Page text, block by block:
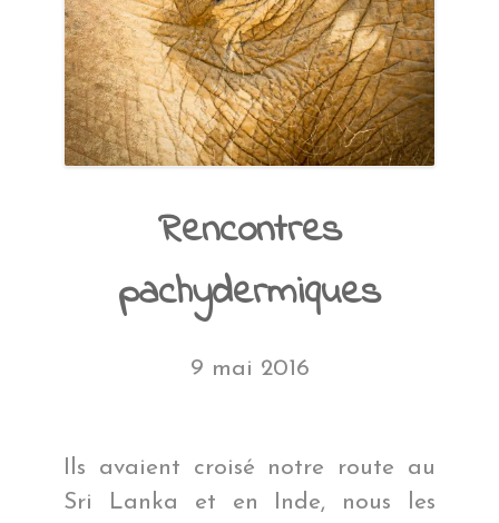
Rencontres
pachydermiques
9 mai 2016
Ils avaient croisé notre route au
Sri Lanka et en Inde, nous les